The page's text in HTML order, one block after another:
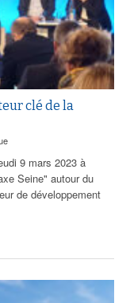
clé de la
9 mars 2023 à
Seine" autour du
de développement